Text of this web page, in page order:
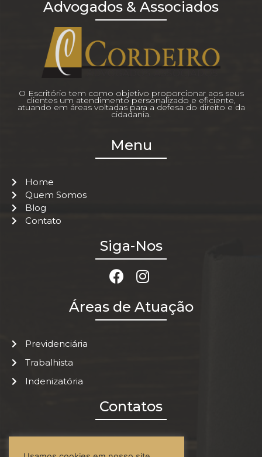
Advogados & Associados
O Escritório tem como objetivo proporcionar aos seus
clientes um atendimento personalizado e eficiente,
atuando em áreas voltadas para a defesa do direito e da
cidadania.
Menu
Home
Quem Somos
Blog
Contato
Siga-Nos
Áreas de Atuação
Previdenciária
Trabalhista
Indenizatória
Contatos